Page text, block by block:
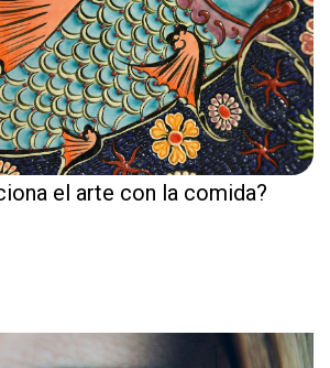
el arte con la comida?